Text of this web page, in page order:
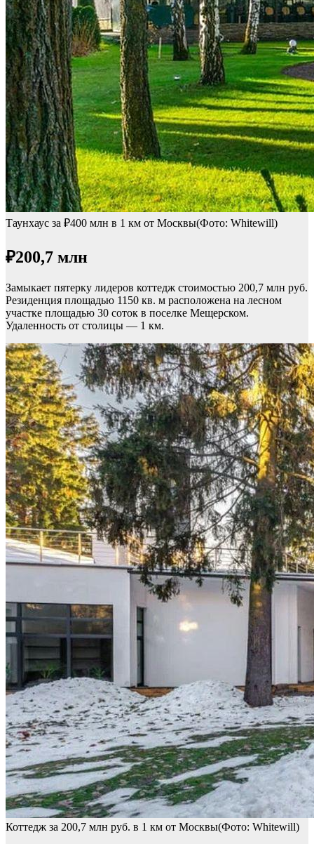
Таунхаус за ₽400 млн в 1 км от Москвы(Фото: Whitewill)
₽200,7 млн
Замыкает пятерку лидеров коттедж стоимостью 200,7 млн руб.
Резиденция площадью 1150 кв. м расположена на лесном
участке площадью 30 соток в поселке Мещерском.
Удаленность от столицы — 1 км.
Коттедж за 200,7 млн руб. в 1 км от Москвы(Фото: Whitewill)